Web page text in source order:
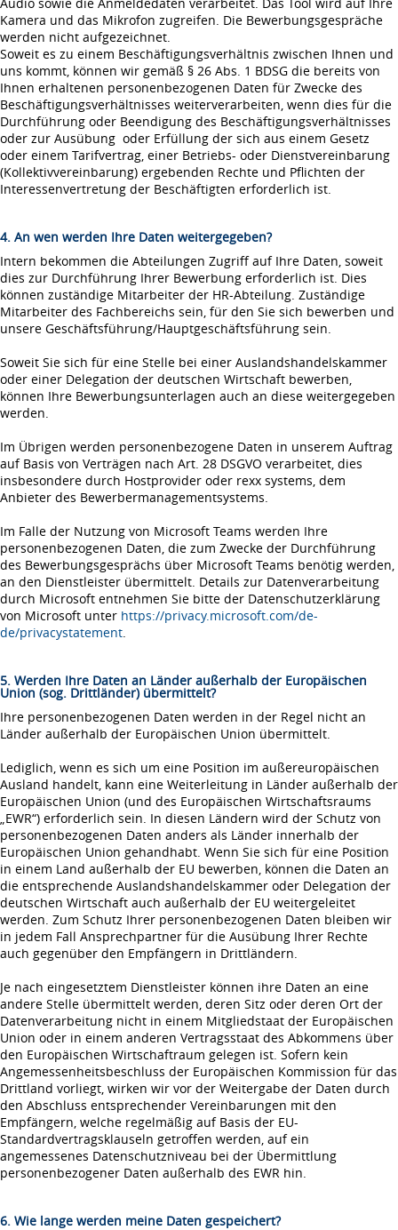
Kamera und das Mikrofon zugreifen. Die Bewerbungsgespräche
werden nicht aufgezeichnet.
Soweit es zu einem Beschäftigungsverhältnis zwischen Ihnen und
uns kommt, können wir gemäß § 26 Abs. 1 BDSG die bereits von
Ihnen erhaltenen personenbezogenen Daten für Zwecke des
Beschäftigungsverhältnisses weiterverarbeiten, wenn dies für die
Durchführung oder Beendigung des Beschäftigungsverhältnisses
oder zur Ausübung oder Erfüllung der sich aus einem Gesetz
oder einem Tarifvertrag, einer Betriebs- oder Dienstvereinbarung
(Kollektivvereinbarung) ergebenden Rechte und Pflichten der
Interessenvertretung der Beschäftigten erforderlich ist.
4. An wen werden Ihre Daten weitergegeben?
Intern bekommen die Abteilungen Zugriff auf Ihre Daten, soweit
dies zur Durchführung Ihrer Bewerbung erforderlich ist. Dies
können zuständige Mitarbeiter der HR-Abteilung. Zuständige
Mitarbeiter des Fachbereichs sein, für den Sie sich bewerben und
unsere Geschäftsführung/Hauptgeschäftsführung sein.
Soweit Sie sich für eine Stelle bei einer Auslandshandelskammer
oder einer Delegation der deutschen Wirtschaft bewerben,
können Ihre Bewerbungsunterlagen auch an diese weitergegeben
werden.
Im Übrigen werden personenbezogene Daten in unserem Auftrag
auf Basis von Verträgen nach Art. 28 DSGVO verarbeitet, dies
insbesondere durch Hostprovider oder rexx systems, dem
Anbieter des Bewerbermanagementsystems.
Im Falle der Nutzung von Microsoft Teams werden Ihre
personenbezogenen Daten, die zum Zwecke der Durchführung
des Bewerbungsgesprächs über Microsoft Teams benötig werden,
an den Dienstleister übermittelt. Details zur Datenverarbeitung
durch Microsoft entnehmen Sie bitte der Datenschutzerklärung
von Microsoft unter https://privacy.microsoft.com/de-
de/privacystatement.
5. Werden Ihre Daten an Länder außerhalb der Europäischen
Union (sog. Drittländer) übermittelt?
Ihre personenbezogenen Daten werden in der Regel nicht an
Länder außerhalb der Europäischen Union übermittelt.
Lediglich, wenn es sich um eine Position im außereuropäischen
Ausland handelt, kann eine Weiterleitung in Länder außerhalb der
Europäischen Union (und des Europäischen Wirtschaftsraums
„EWR“) erforderlich sein. In diesen Ländern wird der Schutz von
personenbezogenen Daten anders als Länder innerhalb der
Europäischen Union gehandhabt. Wenn Sie sich für eine Position
in einem Land außerhalb der EU bewerben, können die Daten an
die entsprechende Auslandshandelskammer oder Delegation der
deutschen Wirtschaft auch außerhalb der EU weitergeleitet
werden. Zum Schutz Ihrer personenbezogenen Daten bleiben wir
in jedem Fall Ansprechpartner für die Ausübung Ihrer Rechte
auch gegenüber den Empfängern in Drittländern.
Je nach eingesetztem Dienstleister können ihre Daten an eine
andere Stelle übermittelt werden, deren Sitz oder deren Ort der
Datenverarbeitung nicht in einem Mitgliedstaat der Europäischen
Union oder in einem anderen Vertragsstaat des Abkommens über
den Europäischen Wirtschaftraum gelegen ist. Sofern kein
Angemessenheitsbeschluss der Europäischen Kommission für das
Drittland vorliegt, wirken wir vor der Weitergabe der Daten durch
den Abschluss entsprechender Vereinbarungen mit den
Empfängern, welche regelmäßig auf Basis der EU-
Standardvertragsklauseln getroffen werden, auf ein
angemessenes Datenschutzniveau bei der Übermittlung
personenbezogener Daten außerhalb des EWR hin.
6. Wie lange werden meine Daten gespeichert?